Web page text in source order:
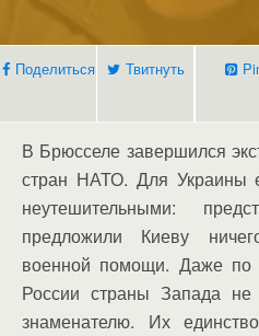
Поделиться Твитнуть
В Брюсселе завершился
стран НАТО. Для Украины
неутешительными:
предложили Киеву
военной помощи. Даже по
России страны Запада
знаменателю. Их